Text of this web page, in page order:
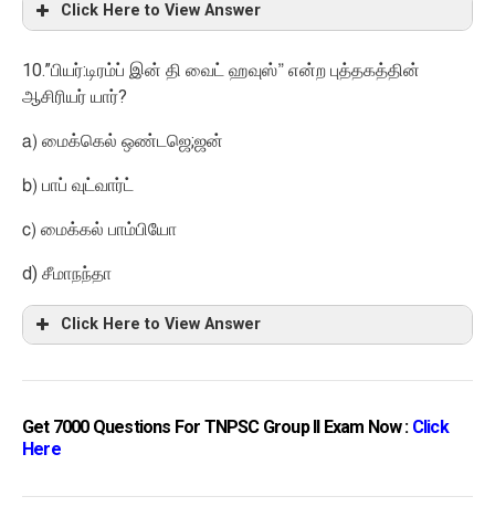
Click Here to View Answer
10.”பியர்:டிரம்ப் இன் தி வைட் ஹவுஸ்” என்ற புத்தகத்தின்
ஆசிரியர் யார்?
a) மைக்கெல் ஒண்டஜெ;ஜன்
b) பாப் வுட்வார்ட்
c) மைக்கல் பாம்பியோ
d) சீமாநந்தா
Click Here to View Answer
Get 7000 Questions For TNPSC Group II Exam Now : Click
Here